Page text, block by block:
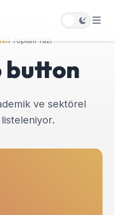
1 Toplam Yazı
ve sektörel